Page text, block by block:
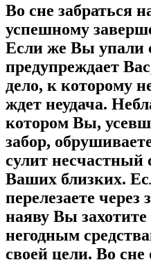
Во сне забраться
успешному
Если же Вы упали
предупреждает
дело, к которому
ждет неудача.
котором Вы,
забор,
сулит несчастный
Ваших близких.
перелезаете через
наяву Вы
негодным
своей цели. Во